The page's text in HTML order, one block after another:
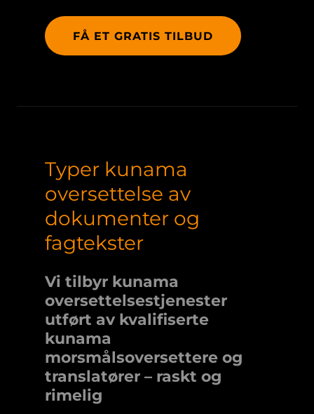
FÅ ET GRATIS TILBUD
Typer kunama
oversettelse av
dokumenter og
fagtekster
Vi tilbyr kunama
oversettelsestjenester
utført av kvalifiserte
kunama
morsmålsoversettere og
translatører – raskt og
rimelig